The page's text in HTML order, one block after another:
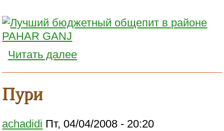
Читать далее
Пури
achadidi Пт, 04/04/2008 - 20:20